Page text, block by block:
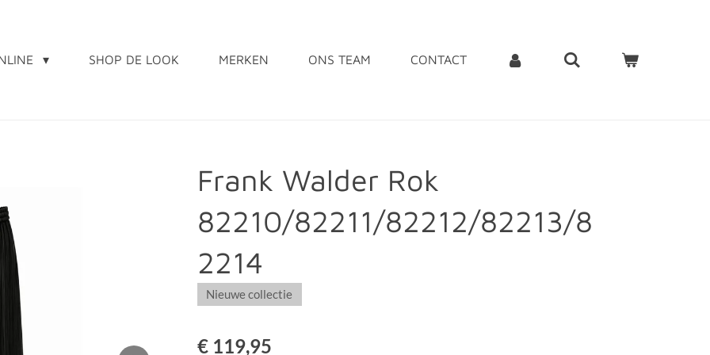
SHOP DE LOOK MERKEN ONS TEAM CONTACT
Frank Walder Rok
82210/82211/82212/82213/8
2214
Nieuwe collectie
€ 119,95